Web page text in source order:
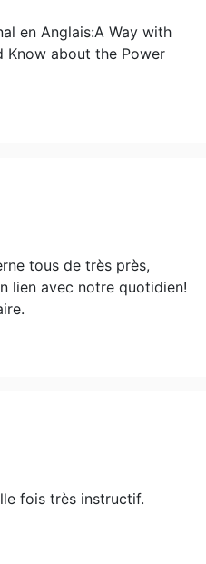
en Anglais:A Way with
Know about the Power
tous de très près,
lien avec notre quotidien!
fois très instructif.